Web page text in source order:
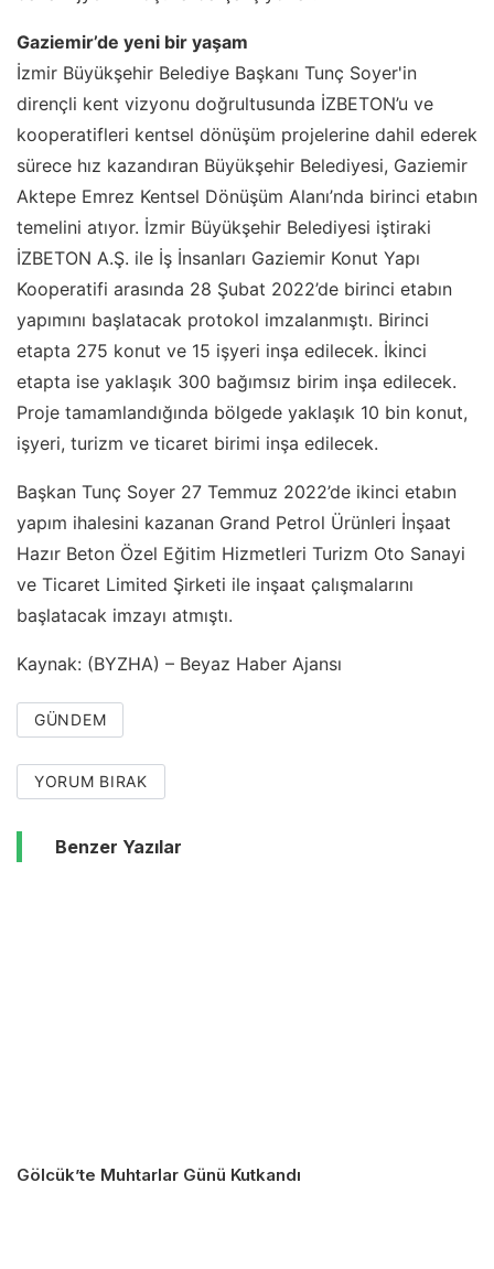
Gaziemir’de yeni bir yaşam
İzmir Büyükşehir Belediye Başkanı Tunç Soyer'in
dirençli kent vizyonu doğrultusunda İZBETON’u ve
kooperatifleri kentsel dönüşüm projelerine dahil ederek
sürece hız kazandıran Büyükşehir Belediyesi, Gaziemir
Aktepe Emrez Kentsel Dönüşüm Alanı’nda birinci etabın
temelini atıyor. İzmir Büyükşehir Belediyesi iştiraki
İZBETON A.Ş. ile İş İnsanları Gaziemir Konut Yapı
Kooperatifi arasında 28 Şubat 2022’de birinci etabın
yapımını başlatacak protokol imzalanmıştı. Birinci
etapta 275 konut ve 15 işyeri inşa edilecek. İkinci
etapta ise yaklaşık 300 bağımsız birim inşa edilecek.
Proje tamamlandığında bölgede yaklaşık 10 bin konut,
işyeri, turizm ve ticaret birimi inşa edilecek.
Başkan Tunç Soyer 27 Temmuz 2022’de ikinci etabın
yapım ihalesini kazanan Grand Petrol Ürünleri İnşaat
Hazır Beton Özel Eğitim Hizmetleri Turizm Oto Sanayi
ve Ticaret Limited Şirketi ile inşaat çalışmalarını
başlatacak imzayı atmıştı.
Kaynak: (BYZHA) – Beyaz Haber Ajansı
GÜNDEM
YORUM BIRAK
Benzer Yazılar
Gölcük’te Muhtarlar Günü Kutkandı